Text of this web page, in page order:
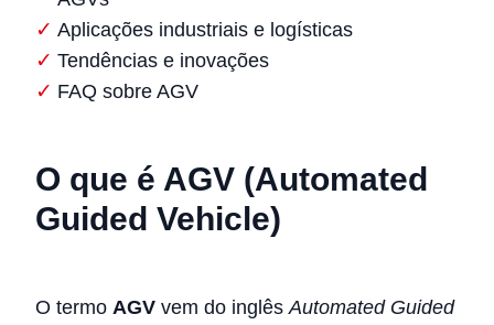
Aplicações industriais e logísticas
Tendências e inovações
FAQ sobre AGV
O que é AGV (Automated
Guided Vehicle)
O termo AGV vem do inglês Automated Guided